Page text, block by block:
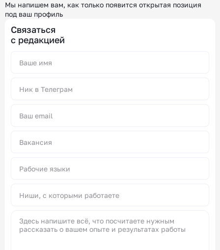
Мы напишем вам, как только появится открытая позиция
под ваш профиль
Связаться
с редакцией
Вакансия